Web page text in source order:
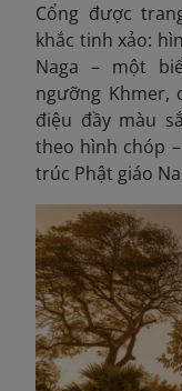
Cổng được
khắc tinh xảo:
Naga – một
ngưỡng Khmer,
điệu đầy màu
theo hình chóp
trúc Phật giáo